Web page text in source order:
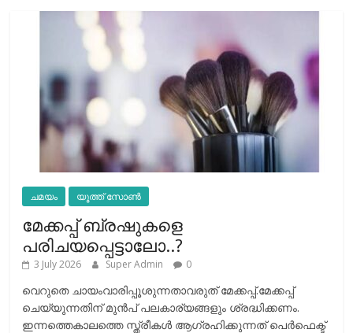
ചമയം യൂത്ത് സോൺ
മേക്കപ്പ് ബ്രഷുകളെ
പരിചയപ്പെട്ടാലോ..?
3 July 2026 Super Admin 0
വെറുതെ ചായംവാരിപ്പൂശുന്നതാവരുത് മേക്കപ്പ്.മേക്കപ്പ്
ചെയ്യുന്നതിന് മുന്‍പ് പലകാര്യങ്ങളും ശ്രദ്ധിക്കണം.
ഇന്നത്തെകാലത്തെ സ്ത്രീകള്‍ ആഗ്രഹിക്കുന്നത് പെര്‍ഫെക്ട്